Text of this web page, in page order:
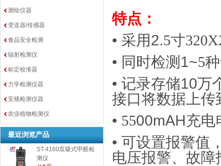
测绘仪器
变送器/传感器
食品安全检测
辐射检测仪
标定校准器
力学检测仪器
安规检测仪器
农业植物检测仪
最近浏览产品
ST-4160泵吸式甲醛检
测仪
特点：
• 采用2.5寸
• 同时检测 1~5
• 记录存储10万
接口将数据上传
• 5500mAH充电
• 可设置报警值
电压报警、故